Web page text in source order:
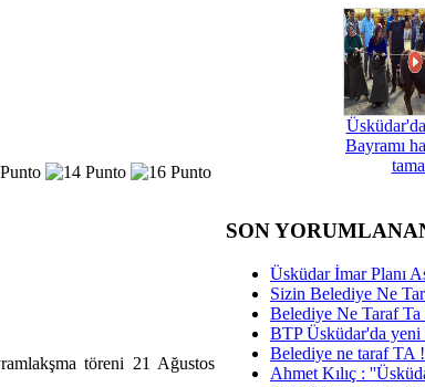
töreni 21 Ağustos
Bayramı
SON
Üsküdar İmar Planı
Sizin Belediye Ne
Belediye Ne Taraf
BTP Üsküdar'da yeni
Belediye ne taraf TA
Ahmet Kılıç :